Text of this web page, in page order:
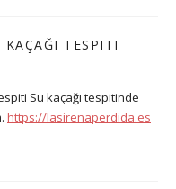
TESPITI
Su kaçağı tespitinde
https://lasirenaperdida.es